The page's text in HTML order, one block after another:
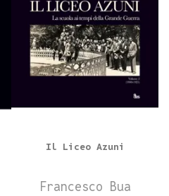
Il Liceo Azuni
Francesco Bua